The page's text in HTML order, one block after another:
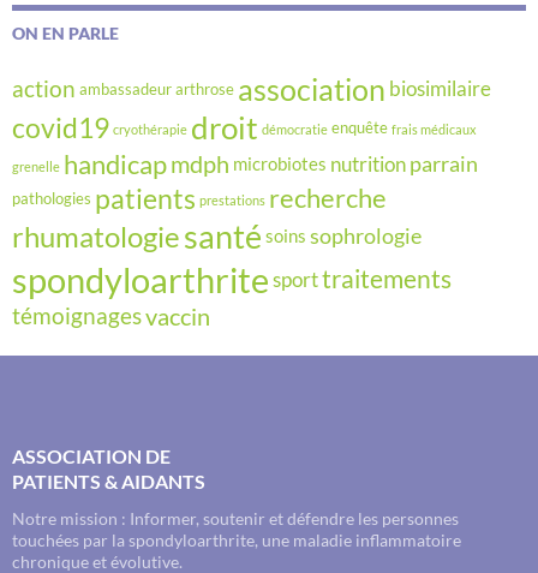
ON EN PARLE
action ambassadeurarthrose association biosimilaire
covid19 cryothérapie droit démocratie enquête frais médicaux
grenelle handicapmdph microbiotes nutritionparrain
pathologies patients prestations recherche
rhumatologiesanté soins sophrologie
spondyloarthritesporttraitements
témoignagesvaccin
ASSOCIATION DE
PATIENTS & AIDANTS
Notre mission : Informer, soutenir et défendre les personnes
touchées par la spondyloarthrite, une maladie inflammatoire
chronique et évolutive.